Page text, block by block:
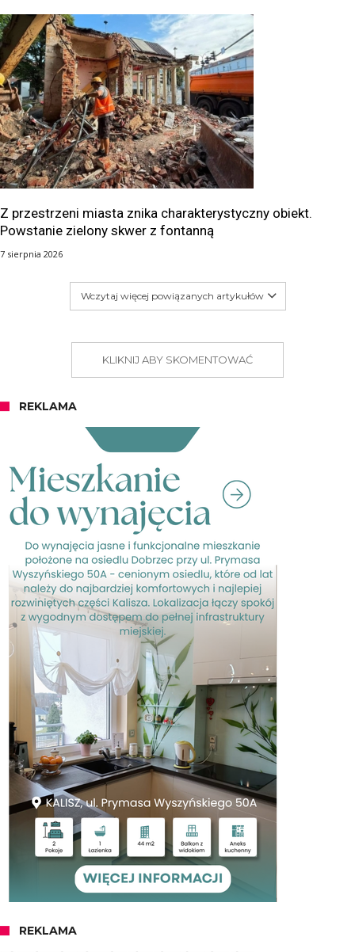
Z przestrzeni miasta znika charakterystyczny obiekt.
Powstanie zielony skwer z fontanną
7 sierpnia 2026
Wczytaj więcej powiązanych artykułów
KLIKNIJ ABY SKOMENTOWAĆ
REKLAMA
REKLAMA